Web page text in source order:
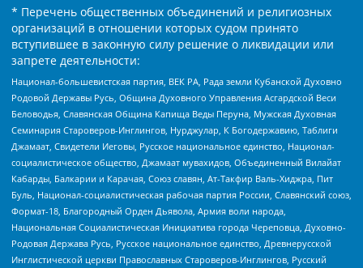
* Перечень общественных объединений и религиозных
организаций в отношении которых судом принято
вступившее в законную силу решение о ликвидации или
запрете деятельности:
Национал-большевистская партия, ВЕК РА, Рада земли Кубанской Духовно
Родовой Державы Русь, Община Духовного Управления Асгардской Веси
Беловодья, Славянская Община Капища Веды Перуна, Мужская Духовная
Семинария Староверов-Инглингов, Нурджулар, К Богодержавию, Таблиги
Джамаат, Свидетели Иеговы, Русское национальное единство, Национал-
социалистическое общество, Джамаат мувахидов, Объединенный Вилайат
Кабарды, Балкарии и Карачая, Союз славян, Ат-Такфир Валь-Хиджра, Пит
Буль, Национал-социалистическая рабочая партия России, Славянский союз,
Формат-18, Благородный Орден Дьявола, Армия воли народа,
Национальная Социалистическая Инициатива города Череповца, Духовно-
Родовая Держава Русь, Русское национальное единство, Древнерусской
Инглистической церкви Православных Староверов-Инглингов, Русский